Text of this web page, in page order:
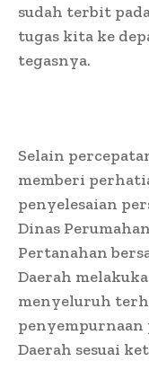
sudah terbit
tugas kita ke
tegasnya.
Selain
memberi
penyelesaian
Dinas
Pertanahan
Daerah
menyeluruh
Daerah sesuai